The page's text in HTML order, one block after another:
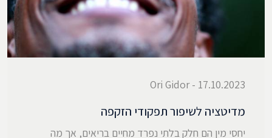
17.10.2023 - Ori Gidor
מדיטציה לשיפור תפקודי הזקפה
יחסי מין הם חלק בלתי נפרד מחיים בריאים, אך מה